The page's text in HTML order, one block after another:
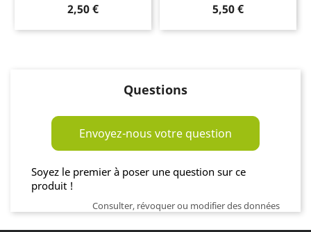
Prix
2,50 € Prix
5,50 €
Questions
Envoyez-nous votre question
Soyez le premier à poser une question sur ce
produit !
Consulter, révoquer ou modifier des données